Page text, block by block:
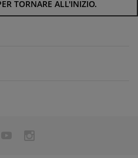
TORNARE ALL'INIZIO.